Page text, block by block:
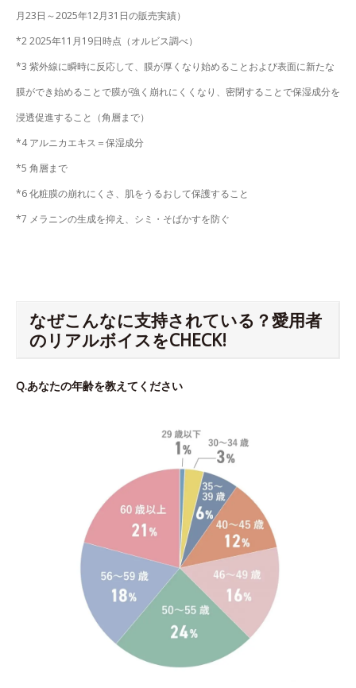
月23日～2025年12月31日の販売実績）
*2 2025年11月19日時点（オルビス調べ）
*3 紫外線に瞬時に反応して、膜が厚くなり始めることおよび表面に新たな
膜ができ始めることで膜が強く崩れにくくなり、密閉することで保湿成分を
浸透促進すること（角層まで）
*4 アルニカエキス＝保湿成分
*5 角層まで
*6 化粧膜の崩れにくさ、肌をうるおして保護すること
*7 メラニンの生成を抑え、シミ・そばかすを防ぐ
なぜこんなに支持されている？愛用者
のリアルボイスをCHECK!
Q.あなたの年齢を教えてください